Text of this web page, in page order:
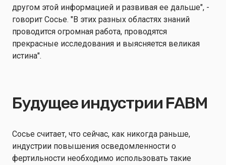
другом этой информацией и развивая ее дальше", -
говорит Сосье. "В этих разных областях знаний
проводится огромная работа, проводятся
прекрасные исследования и выясняется великая
истина".
Будущее индустрии FABM
Сосье считает, что сейчас, как никогда раньше,
индустрии повышения осведомленности о
фертильности необходимо использовать такие